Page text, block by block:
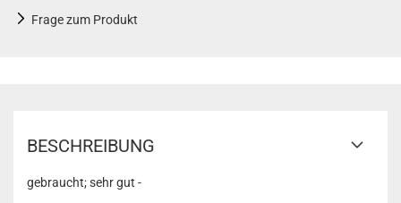
Frage zum Produkt
BESCHREIBUNG
gebraucht; sehr gut -